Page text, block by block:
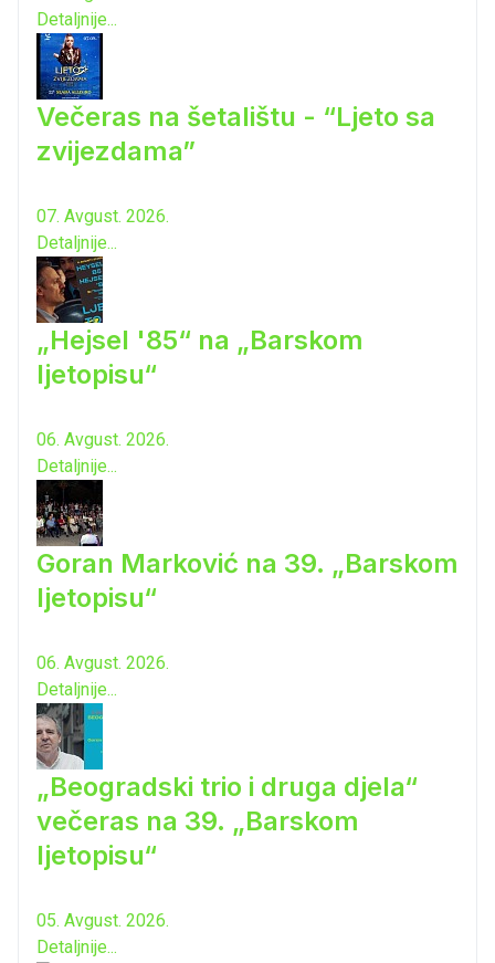
Detaljnije...
Večeras na šetalištu - “Ljeto sa
zvijezdama”
07. Avgust. 2026.
Detaljnije...
„Hejsel '85“ na „Barskom
ljetopisu“
06. Avgust. 2026.
Detaljnije...
Goran Marković na 39. „Barskom
ljetopisu“
06. Avgust. 2026.
Detaljnije...
„Beogradski trio i druga djela“
večeras na 39. „Barskom
ljetopisu“
05. Avgust. 2026.
Detaljnije...